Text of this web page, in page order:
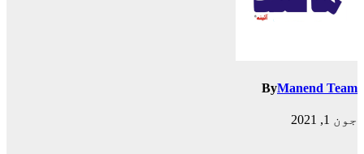
ByManend Team
جون 1, 2021